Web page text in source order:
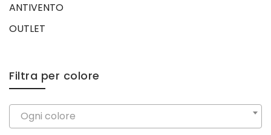
ANTIVENTO
OUTLET
Filtra per colore
Ogni colore